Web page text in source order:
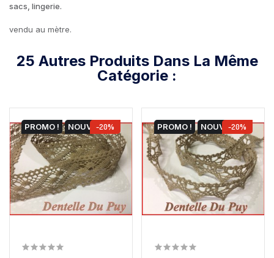
sacs, lingerie.
vendu au mètre.
25 Autres Produits Dans La Même
Catégorie :
PROMO ! NOUVEAU
-20% PROMO ! NOUVEAU
-20%